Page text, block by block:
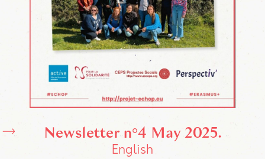
Newsletter n°4 May 2025
English